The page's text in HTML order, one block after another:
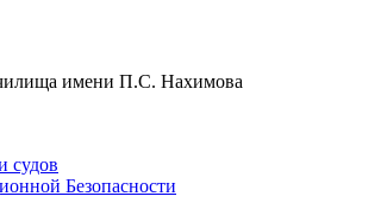
имени П.С. Нахимова
судов
Безопасности